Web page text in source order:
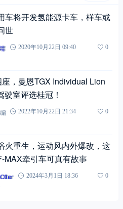
车将开发氢能源卡车，样车或
世
2020年10月22日 09:40
0
座，曼恩TGX Individual Lion
驶室评选桂冠！
2022年10月22日 21:34
0
火重生，运动风内外爆改，这
MAX牵引车可真有故事
2024年3月1日 18:36
0